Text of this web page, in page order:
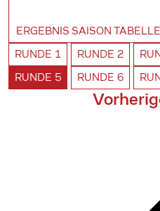
ERGEBNIS SAISON TABELLE
RUNDE 1 RUNDE 2
RUNDE 5 RUNDE 6